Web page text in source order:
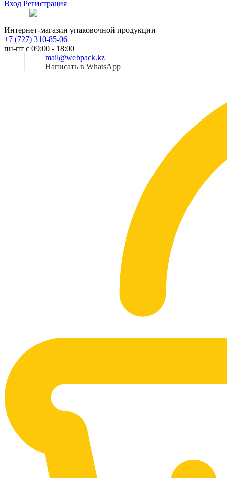
Вход Регистрация
Интернет-магазин упаковочной продукции
+7 (727) 310-85-06
пн-пт с 09:00 - 18:00
mail@webpack.kz
Написать в WhatsApp